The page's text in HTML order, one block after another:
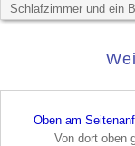
Schlafzimmer und ein
Oben am
Von dort oben